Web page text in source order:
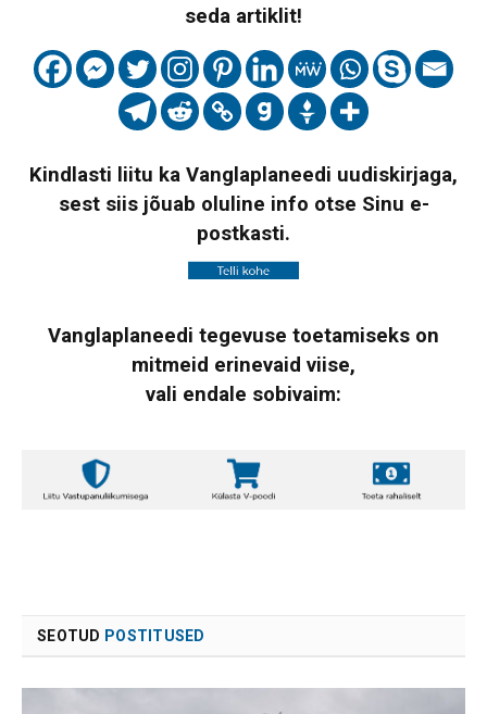
seda artiklit!
Kindlasti liitu ka Vanglaplaneedi uudiskirjaga,
sest siis jõuab oluline info otse Sinu e-
postkasti.
Vanglaplaneedi tegevuse toetamiseks on
mitmeid erinevaid viise,
vali endale sobivaim:
SEOTUD POSTITUSED